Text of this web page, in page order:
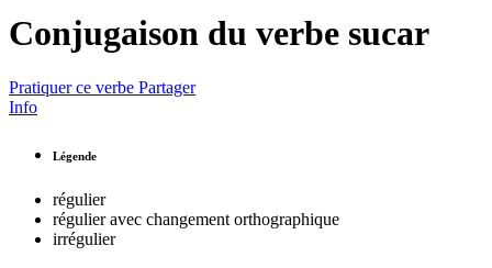
Conjugaison du verbe sucar
Pratiquer ce verbe Partager
Info
Légende
régulier
régulier avec changement orthographique
irrégulier